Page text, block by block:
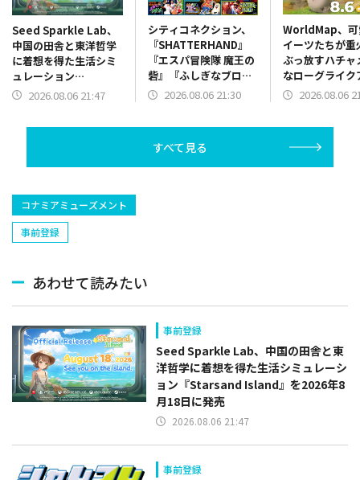
Seed Sparkle Lab、
中国の田舎と東洋哲学
に着想を得た生活シミ
ュレーション
『Starsand Island』
2026.08.06 21:47
シティコネクション、
『SHATTERHAND』
『エスパ冒険隊 魔王の
砦』『ふしぎなブロビ
ー ブロバニアの危機』
2026.08.06 21:30
WorldMap、可
イーツたちが重
ぶっ放すハチャ
なローグライク
ョン『チョコレ
2026.08.06
すべて見る
コナミアミューズメント
事前登録
あわせて読みたい
事前登録
Seed Sparkle Lab、中国の田舎と東
洋哲学に着想を得た生活シミュレーシ
ョン『Starsand Island』を2026年8
月18日に発売
2026.08.06 21:47
事前登録